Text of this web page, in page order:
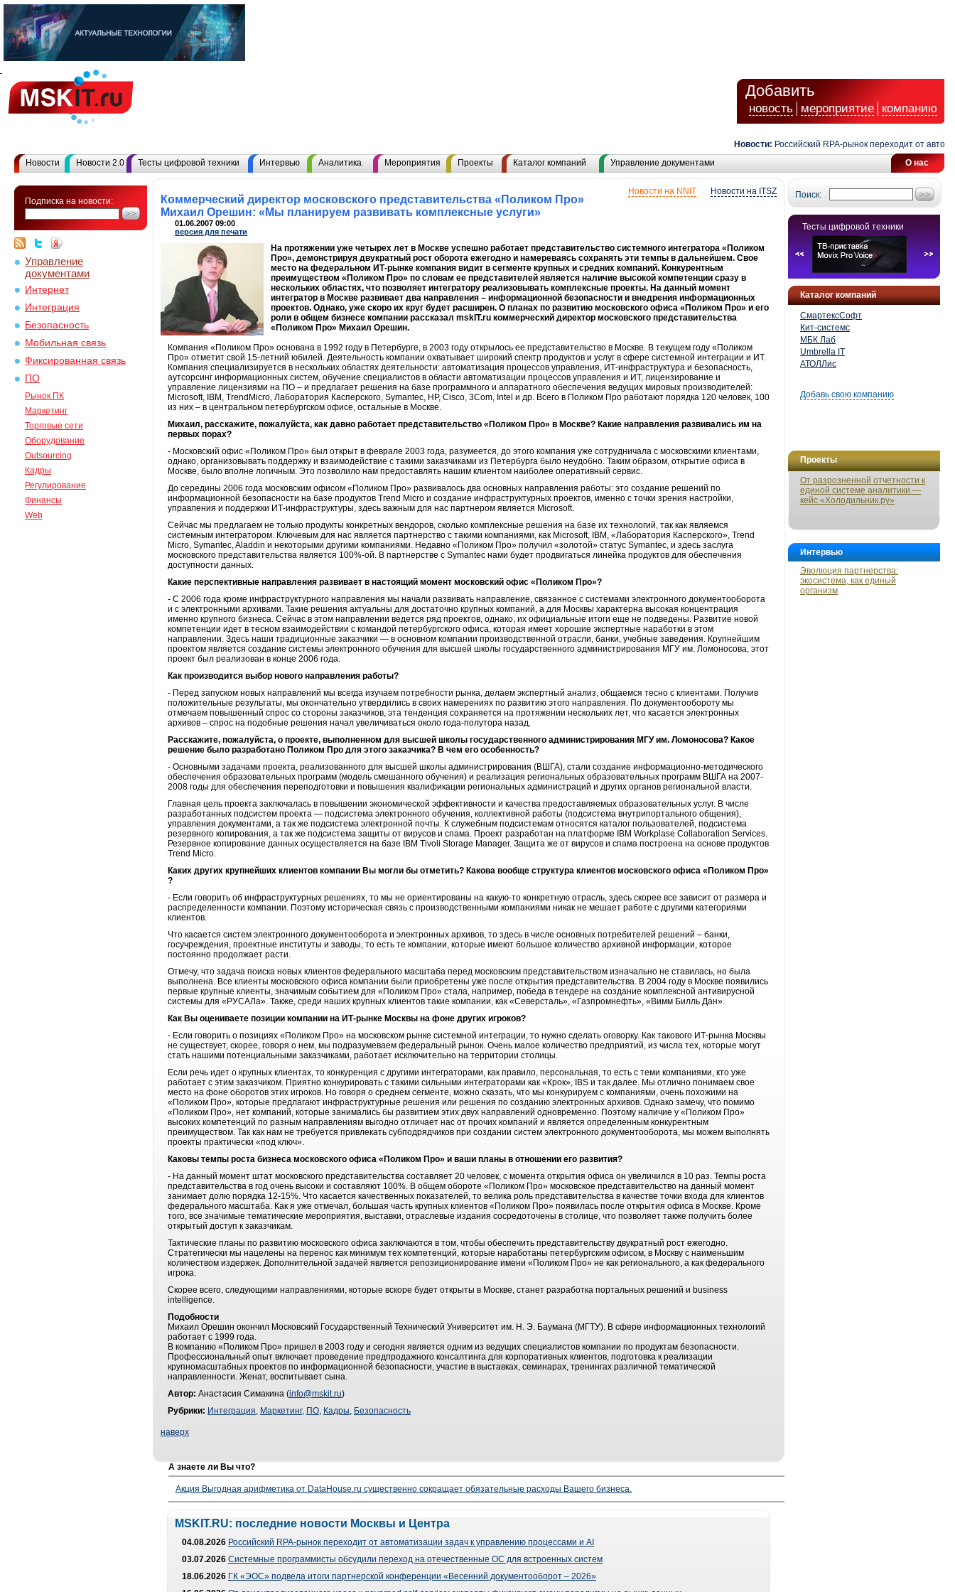
Добавить
новость мероприятие компанию
Новости: Российский RPA-рынок переходит от
О нас
Новости Новости 2.0 Тесты цифровой техники Интервью Аналитика Мероприятия Проекты Каталог компаний Управление документами
Подписка на новости:
Управление
документами
Интернет
Интеграция
Безопасность
Мобильная связь
Фиксированная связь
ПО
Рынок ПК
Маркетинг
Торговые сети
Оборудование
Outsourcing
Кадры
Регулирование
Финансы
Web
Поиск:
Тесты цифровой техники
Каталог компаний
СмартексСофт
Кит-системс
МБК Лаб
Umbrella IT
АТОЛЛис
Добавь свою компанию
Проекты
От разрозненной отчетности к
единой системе аналитики —
кейс «Холодильник.ру»
Интервью
Эволюция партнерства:
экосистема, как единый
организм
Новости на ITSZ
Новости на NNIT
Коммерческий директор московского представительства «Поликом Про»
Михаил Орешин: «Мы планируем развивать комплексные услуги»
01.06.2007 09:00
версия для печати
На протяжении уже четырех лет в Москве успешно работает представительство системного интегратора «Поликом
Про», демонстрируя двукратный рост оборота ежегодно и намереваясь сохранять эти темпы в дальнейшем. Свое
место на федеральном ИТ-рынке компания видит в сегменте крупных и средних компаний. Конкурентным
преимуществом «Поликом Про» по словам ее представителей является наличие высокой компетенции сразу в
нескольких областях, что позволяет интегратору реализовывать комплексные проекты. На данный момент
интегратор в Москве развивает два направления – информационной безопасности и внедрения информационных
проектов. Однако, уже скоро их круг будет расширен. О планах по развитию московского офиса «Поликом Про» и его
роли в общем бизнесе компании рассказал mskIT.ru коммерческий директор московского представительства
«Поликом Про» Михаил Орешин.
Компания «Поликом Про» основана в 1992 году в Петербурге, в 2003 году открылось ее представительство в Москве. В текущем году «Поликом
Про» отметит свой 15-летний юбилей. Деятельность компании охватывает широкий спектр продуктов и услуг в сфере системной интеграции и ИТ.
Компания специализируется в нескольких областях деятельности: автоматизация процессов управления, ИТ-инфраструктура и безопасность,
аутсорсинг информационных систем, обучение специалистов в области автоматизации процессов управления и ИТ, лицензирование и
управление лицензиями на ПО – и предлагает решения на базе программного и аппаратного обеспечения ведущих мировых производителей:
Microsoft, IBM, TrendMicro, Лаборатория Касперского, Symantec, HP, Cisco, 3Com, Intel и др. Всего в Поликом Про работают порядка 120 человек, 100
из них – в центральном петербургском офисе, остальные в Москве.
Михаил, расскажите, пожалуйста, как давно работает представительство «Поликом Про» в Москве? Какие направления развивались им на
первых порах?
- Московский офис «Поликом Про» был открыт в феврале 2003 года, разумеется, до этого компания уже сотрудничала c московскими клиентами,
однако, организовывать поддержку и взаимодействие c такими заказчиками из Петербурга было неудобно. Таким образом, открытие офиса в
Москве, было вполне логичным. Это позволило нам предоставлять нашим клиентом наиболее оперативный сервис.
До середины 2006 года московским офисом «Поликом Про» развивалось два основных направления работы: это создание решений по
информационной безопасности на базе продуктов Trend Micro и создание инфраструктурных проектов, именно с точки зрения настройки,
управления и поддержки ИТ-инфраструктуры, здесь важным для нас партнером является Microsoft.
Сейчас мы предлагаем не только продукты конкретных вендоров, сколько комплексные решения на базе их технологий, так как являемся
системным интегратором. Ключевым для нас является партнерство с такими компаниями, как Microsoft, IBM, «Лаборатория Касперского», Trend
Micro, Symantec, Aladdin и некоторыми другими компаниями. Недавно «Поликом Про» получил «золотой» статус Symantec, и здесь заслуга
московского представительства является 100%-ой. В партнерстве с Symantec нами будет продвигаться линейка продуктов для обеспечения
доступности данных.
Какие перспективные направления развивает в настоящий момент московский офис «Поликом Про»?
- С 2006 года кроме инфраструктурного направления мы начали развивать направление, связанное с системами электронного документооборота
и с электронными архивами. Такие решения актуальны для достаточно крупных компаний, а для Москвы характерна высокая концентрация
именно крупного бизнеса. Сейчас в этом направлении ведется ряд проектов, однако, их официальные итоги еще не подведены. Развитие новой
компетенции идет в тесном взаимодействии с командой петербургского офиса, которая имеет хорошие экспертные наработки в этом
направлении. Здесь наши традиционные заказчики — в основном компании производственной отрасли, банки, учебные заведения. Крупнейшим
проектом является создание системы электронного обучения для высшей школы государственного администрирования МГУ им. Ломоносова, этот
проект был реализован в конце 2006 года.
Как производится выбор нового направления работы?
- Перед запуском новых направлений мы всегда изучаем потребности рынка, делаем экспертный анализ, общаемся тесно с клиентами. Получив
положительные результаты, мы окончательно утвердились в своих намерениях по развитию этого направления. По документообороту мы
отмечаем повышенный спрос со стороны заказчиков, эта тенденция сохраняется на протяжении нескольких лет, что касается электронных
архивов – спрос на подобные решения начал увеличиваться около года-полутора назад.
Расскажите, пожалуйста, о проекте, выполненном для высшей школы государственного администрирования МГУ им. Ломоносова? Какое
решение было разработано Поликом Про для этого заказчика? В чем его особенность?
- Основными задачами проекта, реализованного для высшей школы администрирования (ВШГА), стали создание информационно-методического
обеспечения образовательных программ (модель смешанного обучения) и реализация региональных образовательных программ ВШГА на 2007-
2008 годы для обеспечения переподготовки и повышения квалификации региональных администраций и других органов региональной власти.
Главная цель проекта заключалась в повышении экономической эффективности и качества предоставляемых образовательных услуг. В числе
разработанных подсистем проекта — подсистема электронного обучения, коллективной работы (подсистема внутрипортального общения),
управления документами, а так же подсистема электронной почты. К служебным подсистемам относятся каталог пользователей, подсистема
резервного копирования, а так же подсистема защиты от вирусов и спама. Проект разработан на платформе IBM Workplase Collaboration Services.
Резервное копирование данных осуществляется на базе IBM Tivoli Storage Manager. Защита же от вирусов и спама построена на основе продуктов
Trend Micro.
Каких других крупнейших клиентов компании Вы могли бы отметить? Какова вообще структура клиентов московского офиса «Поликом Про»
?
- Если говорить об инфраструктурных решениях, то мы не ориентированы на какую-то конкретную отрасль, здесь скорее все зависит от размера и
распределенности компании. Поэтому историческая связь с производственными компаниями никак не мешает работе с другими категориями
клиентов.
Что касается систем электронного документооборота и электронных архивов, то здесь в числе основных потребителей решений – банки,
госучреждения, проектные институты и заводы, то есть те компании, которые имеют большое количество архивной информации, которое
постоянно продолжает расти.
Отмечу, что задача поиска новых клиентов федерального масштаба перед московским представительством изначально не ставилась, но была
выполнена. Все клиенты московского офиса компании были приобретены уже после открытия представительства. В 2004 году в Москве появились
первые крупные клиенты, значимым событием для «Поликом Про» стала, например, победа в тендере на создание комплексной антивирусной
системы для «РУСАЛа». Также, среди наших крупных клиентов такие компании, как «Северсталь», «Газпромнефть», «Вимм Билль Дан».
Как Вы оцениваете позиции компании на ИТ-рынке Москвы на фоне других игроков?
- Если говорить о позициях «Поликом Про» на московском рынке системной интеграции, то нужно сделать оговорку. Как такового ИТ-рынка Москвы
не существует, скорее, говоря о нем, мы подразумеваем федеральный рынок. Очень малое количество предприятий, из числа тех, которые могут
стать нашими потенциальными заказчиками, работает исключительно на территории столицы.
Если речь идет о крупных клиентах, то конкуренция с другими интеграторами, как правило, персональная, то есть с теми компаниями, кто уже
работает с этим заказчиком. Приятно конкурировать с такими сильными интеграторами как «Крок», IBS и так далее. Мы отлично понимаем свое
место на фоне оборотов этих игроков. Но говоря о среднем сегменте, можно сказать, что мы конкурируем с компаниями, очень похожими на
«Поликом Про», которые предлагают инфраструктурные решения или решения по созданию электронных архивов. Однако замечу, что помимо
«Поликом Про», нет компаний, которые занимались бы развитием этих двух направлений одновременно. Поэтому наличие у «Поликом Про»
высоких компетенций по разным направлениям выгодно отличает нас от прочих компаний и является определенным конкурентным
преимуществом. Так как нам не требуется привлекать субподрядчиков при создании систем электронного документооборота, мы можем выполнять
проекты практически «под ключ».
Каковы темпы роста бизнеса московского офиса «Поликом Про» и ваши планы в отношении его развития?
- На данный момент штат московского представительства составляет 20 человек, с момента открытия офиса он увеличился в 10 раз. Темпы роста
представительства в год очень высоки и составляют 100%. В общем обороте «Поликом Про» московское представительство на данный момент
занимает долю порядка 12-15%. Что касается качественных показателей, то велика роль представительства в качестве точки входа для клиентов
федерального масштаба. Как я уже отмечал, большая часть крупных клиентов «Поликом Про» появилась после открытия офиса в Москве. Кроме
того, все значимые тематические мероприятия, выставки, отраслевые издания сосредоточены в столице, что позволяет также получить более
открытый доступ к заказчикам.
Тактические планы по развитию московского офиса заключаются в том, чтобы обеспечить представительству двукратный рост ежегодно.
Стратегически мы нацелены на перенос как минимум тех компетенций, которые наработаны петербургским офисом, в Москву с наименьшим
количеством издержек. Дополнительной задачей является репозиционирование имени «Поликом Про» не как регионального, а как федерального
игрока.
Скорее всего, следующими направлениями, которые вскоре будет открыты в Москве, станет разработка портальных решений и business
intelligence.
Подобности
Михаил Орешин окончил Московский Государственный Технический Университет им. Н. Э. Баумана (МГТУ). В сфере информационных технологий
работает с 1999 года.
В компанию «Поликом Про» пришел в 2003 году и сегодня является одним из ведущих специалистов компании по продуктам безопасности.
Профессиональный опыт включает проведение предпродажного консалтинга для корпоративных клиентов, подготовка к реализации
крупномасштабных проектов по информационной безопасности, участие в выставках, семинарах, тренингах различной тематической
направленности. Женат, воспитывает сына.
Автор: Анастасия Симакина (info@mskit.ru)
Рубрики: Интеграция, Маркетинг, ПО, Кадры, Безопасность
наверх
А знаете ли Вы что?
Акция Выгодная арифметика от DataHouse.ru существенно сокращает обязательные расходы Вашего бизнеса.
MSKIT.RU: последние новости Москвы и Центра
04.08.2026 Российский RPA-рынок переходит от автоматизации задач к управлению процессами и AI
03.07.2026 Системные программисты обсудили переход на отечественные ОС для встроенных систем
18.06.2026 ГК «ЭОС» подвела итоги партнерской конференции «Весенний документооборот – 2026»